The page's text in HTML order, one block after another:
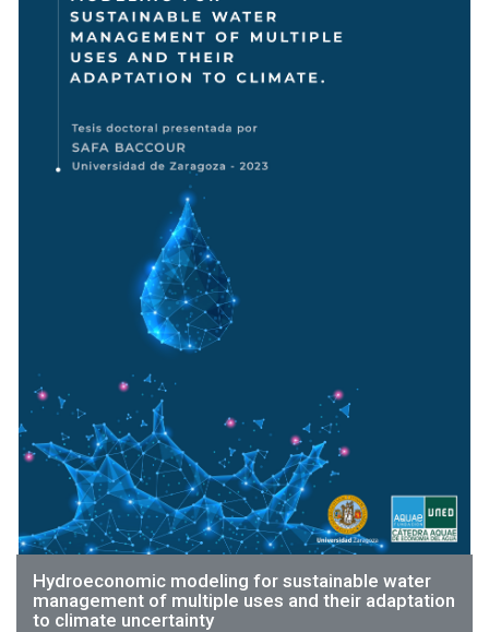
Hydroeconomic modeling for sustainable water
management of multiple uses and their adaptation
to climate uncertainty